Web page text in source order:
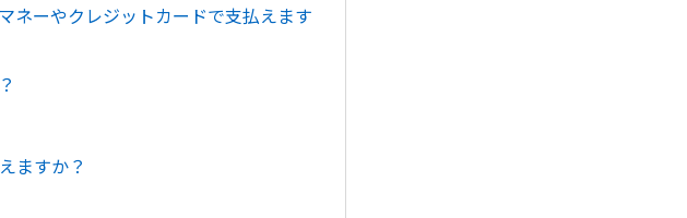
ネーやクレジットカードで支払えます
ますか？